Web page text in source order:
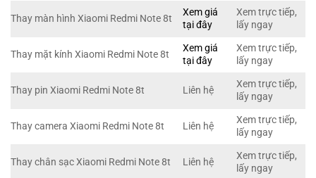
Thay màn hình Xiaomi Redmi Note 8t
Xem giá
tại đây
Xem trực tiếp,
lấy ngay
Thay mặt kính Xiaomi Redmi Note 8t
Xem giá
tại đây
Xem trực tiếp,
lấy ngay
Thay pin Xiaomi Redmi Note 8t Liên hệ
Xem trực tiếp,
lấy ngay
Thay camera Xiaomi Redmi Note 8t Liên hệ
Xem trực tiếp,
lấy ngay
Thay chân sạc Xiaomi Redmi Note 8t Liên hệ
Xem trực tiếp,
lấy ngay